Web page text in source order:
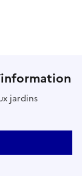
jardins